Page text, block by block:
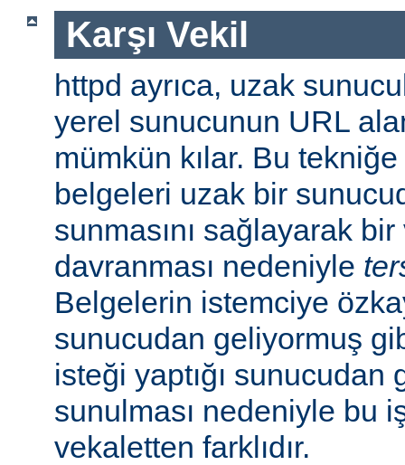
Karşı Vekil
httpd ayrıca, uzak
yerel sunucunun URL
mümkün kılar. Bu
belgeleri uzak bir
sunmasını sağlayarak
davranması nedeniyle
Belgelerin istemciye
sunucudan geliyormuş
isteği yaptığı sunucudan
sunulması nedeniyle bu
vekaletten farklıdır.